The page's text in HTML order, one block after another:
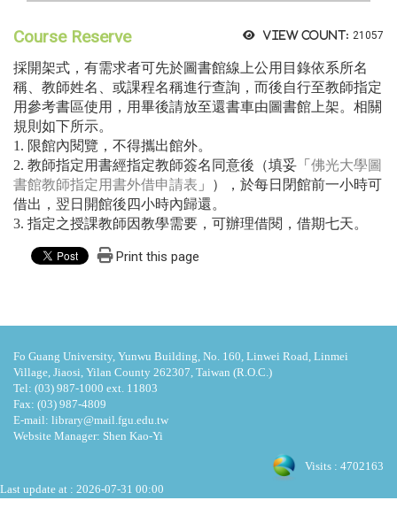
View count: 21057
Course Reserve
採開架式，有需求者可先於圖書館線上公用目錄依系所名
稱、教師姓名、或課程名稱進行查詢，而後自行至教師指定
用參考書區使用，用畢後請放至還書車由圖書館上架。相關
規則如下所示。
1. 限館內閱覽，不得攜出館外。
2. 教師指定用書經指定教師簽名同意後（填妥「 佛光大學圖
書館教師指定用書外借申請表 」），於每日閉館前一小時可
借出，翌日開館後四小時內歸還。
3. 指定之授課教師因教學需要，可辦理借閱，借期七天。
Print this page
Fo Guang University, Yunwu Building, No. 160, Linwei Road, Linmei
Village, Jiaosi, Yilan County 262307, Taiwan (R.O.C.)
Tel: (03) 987-1000 ext. 11803
Fax: (03) 987-4809
E-mail: library@mail.fgu.edu.tw
Website Manager: Shen Kao-Yi
Visits : 4702163
Last update at : 2026-07-31 00:00